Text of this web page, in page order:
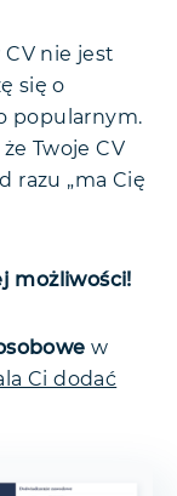
CV nie jest
się o
popularnym.
Twoje CV
razu „ma Cię
możliwości!
w
Ci dodać